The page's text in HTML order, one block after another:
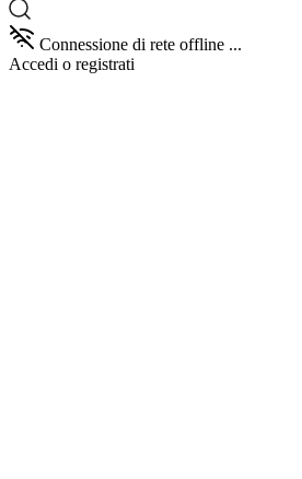
Connessione di rete offline ...
Accedi o registrati